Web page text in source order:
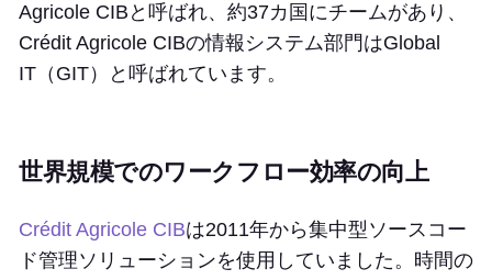
Agricole CIBと呼ばれ、約37カ国にチームがあり、
Crédit Agricole CIBの情報システム部門はGlobal
IT（GIT）と呼ばれています。
世界規模でのワークフロー効率の向上
Crédit Agricole CIBは2011年から集中型ソースコー
ド管理ソリューションを使用していました。時間の